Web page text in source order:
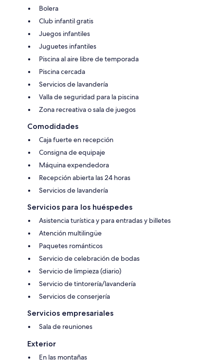
Bolera
Club infantil gratis
Juegos infantiles
Juguetes infantiles
Piscina al aire libre de temporada
Piscina cercada
Servicios de lavandería
Valla de seguridad para la piscina
Zona recreativa o sala de juegos
Comodidades
Caja fuerte en recepción
Consigna de equipaje
Máquina expendedora
Recepción abierta las 24 horas
Servicios de lavandería
Servicios para los huéspedes
Asistencia turística y para entradas y billetes
Atención multilingüe
Paquetes románticos
Servicio de celebración de bodas
Servicio de limpieza (diario)
Servicio de tintorería/lavandería
Servicios de conserjería
Servicios empresariales
Sala de reuniones
Exterior
En las montañas